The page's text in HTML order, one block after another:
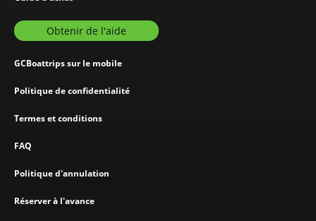
Obtenir de l'aide
GCBoattrips sur le mobile
Politique de confidentialité
Termes et conditions
FAQ
Politique d'annulation
Réserver à l'avance